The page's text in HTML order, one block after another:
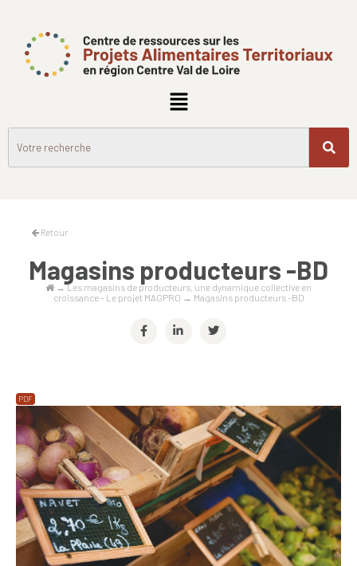
Retour
Magasins producteurs -BD
→Les magasins de producteurs, une dynamique collective en
croissance – Le projet MAGPRO → Magasins producteurs -BD